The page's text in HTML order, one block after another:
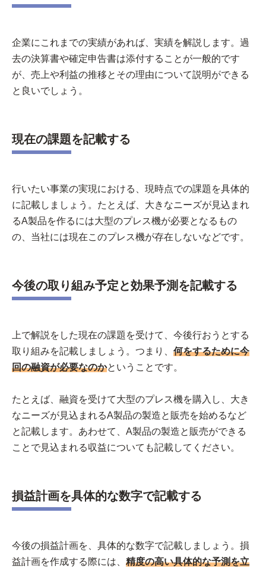
企業にこれまでの実績があれば、実績を解説します。過
去の決算書や確定申告書は添付することが一般的です
が、売上や利益の推移とその理由について説明ができる
と良いでしょう。
現在の課題を記載する
行いたい事業の実現における、現時点での課題を具体的
に記載しましょう。たとえば、大きなニーズが見込まれ
るA製品を作るには大型のプレス機が必要となるもの
の、当社には現在このプレス機が存在しないなどです。
今後の取り組み予定と効果予測を記載する
上で解説をした現在の課題を受けて、今後行おうとする
取り組みを記載しましょう。つまり、 何をするために今
回の融資が必要なのかということです。
たとえば、融資を受けて大型のプレス機を購入し、大き
なニーズが見込まれるA製品の製造と販売を始めるなど
と記載します。あわせて、A製品の製造と販売ができる
ことで見込まれる収益についても記載してください。
損益計画を具体的な数字で記載する
今後の損益計画を、具体的な数字で記載しましょう。損
益計画を作成する際には、 精度の高い具体的な予測を立